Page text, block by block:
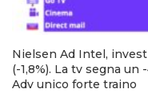
Nielsen Ad Intel,
(-1,8%). La tv segna un
Adv unico forte traino